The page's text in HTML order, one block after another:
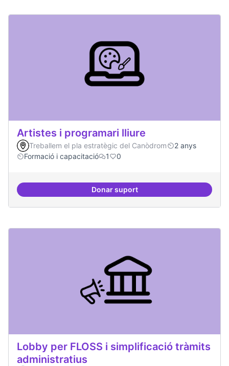
Artistes i programari lliure
Treballem el pla estratègic del Canòdrom
2 anys
Formació i capacitació
1 0
Donar suportArtistes i programari lliure
Lobby per FLOSS i simplificació tràmits
administratius